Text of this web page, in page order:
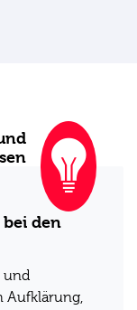
den
und
Aufklärung,